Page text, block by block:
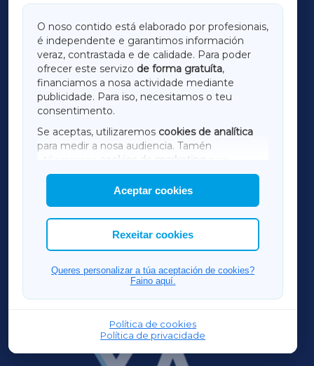
O noso contido está elaborado por profesionais,
é independente e garantimos información
veraz, contrastada e de calidade. Para poder
ofrecer este servizo de forma gratuíta,
financiamos a nosa actividade mediante
publicidade. Para iso, necesitamos o teu
consentimento.
Se aceptas, utilizaremos cookies de analítica
para medir a nosa audiencia. Tamén
utilizaremos
cookies de marketing
mostrar publicidade de terceiros.
Así mesmo, podes personalizar a elección das
cookies que desexas permitir.
Aceptar cookies
Rexeitar cookies
Queres personalizar a túa aceptación de cookies?
Faino aquí.
Política de cookies
Política de privacidade
LUGOXA
TERRACHAXA
AMARIÑAXA
RIBEIRASACRAXA
ACORUÑAXA
FERROLXA
OURENSEXA